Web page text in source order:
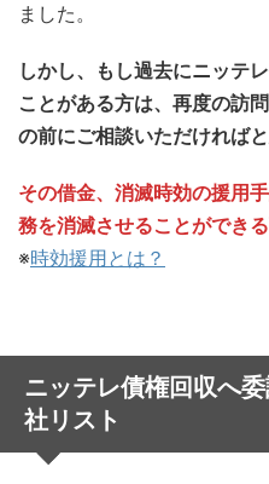
ました。
しかし、もし過去にニッテ
ことがある方は、再度の訪
の前にご相談いただければと
その借金、消滅時効の援用
務を消滅させることができ
※時効援用とは？
ニッテレ債権回収へ
社リスト